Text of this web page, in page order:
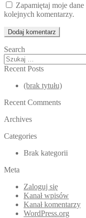
Zapamiętaj moje
kolejnych komentarzy.
Search
Szukaj:
Recent Posts
(brak tytułu)
Recent Comments
Archives
Categories
Brak kategorii
Meta
Zaloguj się
Kanał wpisów
Kanał komentarzy
WordPress.org